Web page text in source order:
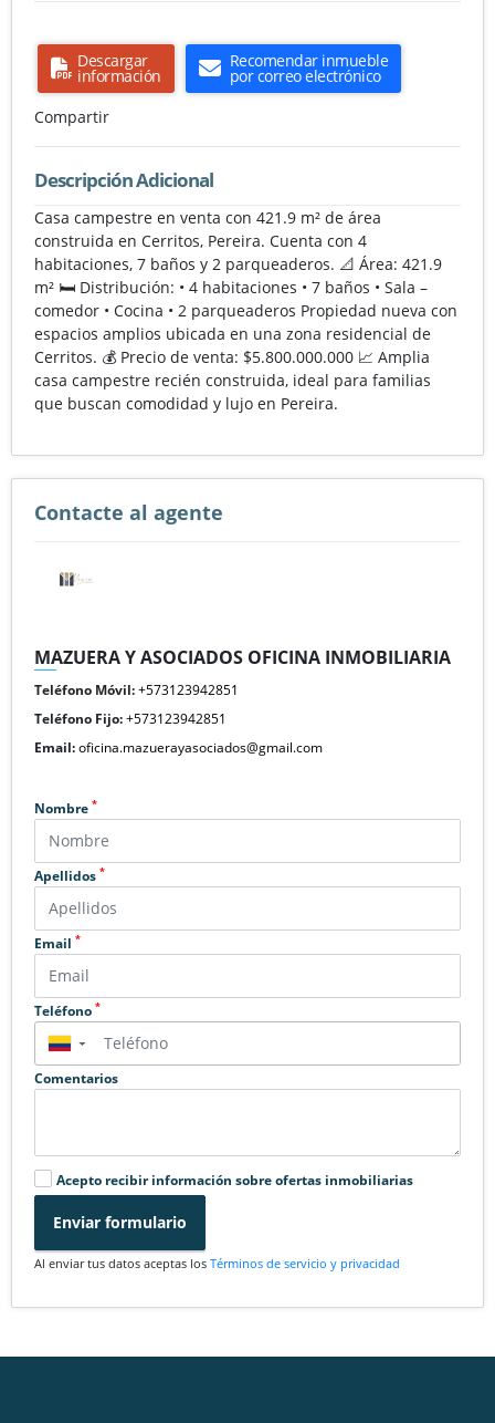
Descargar
información
Recomendar inmueble
por correo electrónico
Compartir
Descripción Adicional
Casa campestre en venta con 421.9 m² de área
construida en Cerritos, Pereira. Cuenta con 4
habitaciones, 7 baños y 2 parqueaderos. 📐 Área: 421.9
m² 🛏️ Distribución: • 4 habitaciones • 7 baños • Sala –
comedor • Cocina • 2 parqueaderos Propiedad nueva con
espacios amplios ubicada en una zona residencial de
Cerritos. 💰 Precio de venta: $5.800.000.000 📈 Amplia
casa campestre recién construida, ideal para familias
que buscan comodidad y lujo en Pereira.
Contacte al agente
MAZUERA Y ASOCIADOS OFICINA INMOBILIARIA
Teléfono Móvil:+573123942851
Teléfono Fijo:+573123942851
Email:oficina.mazuerayasociados@gmail.com
Nombre *
Apellidos *
Email *
Teléfono *
▼
Comentarios
Acepto recibir información sobre ofertas inmobiliarias
Enviar formulario
Al enviar tus datos aceptas los Términos de servicio y privacidad